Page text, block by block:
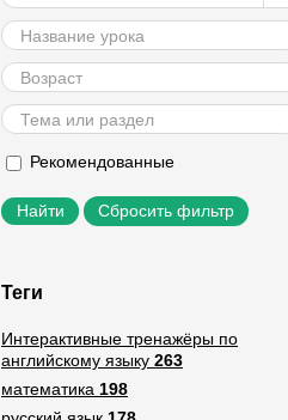
Рекомендованные
Сбросить фильтр
Теги
Интерактивные тренажёры по
английскому языку 263
математика 198